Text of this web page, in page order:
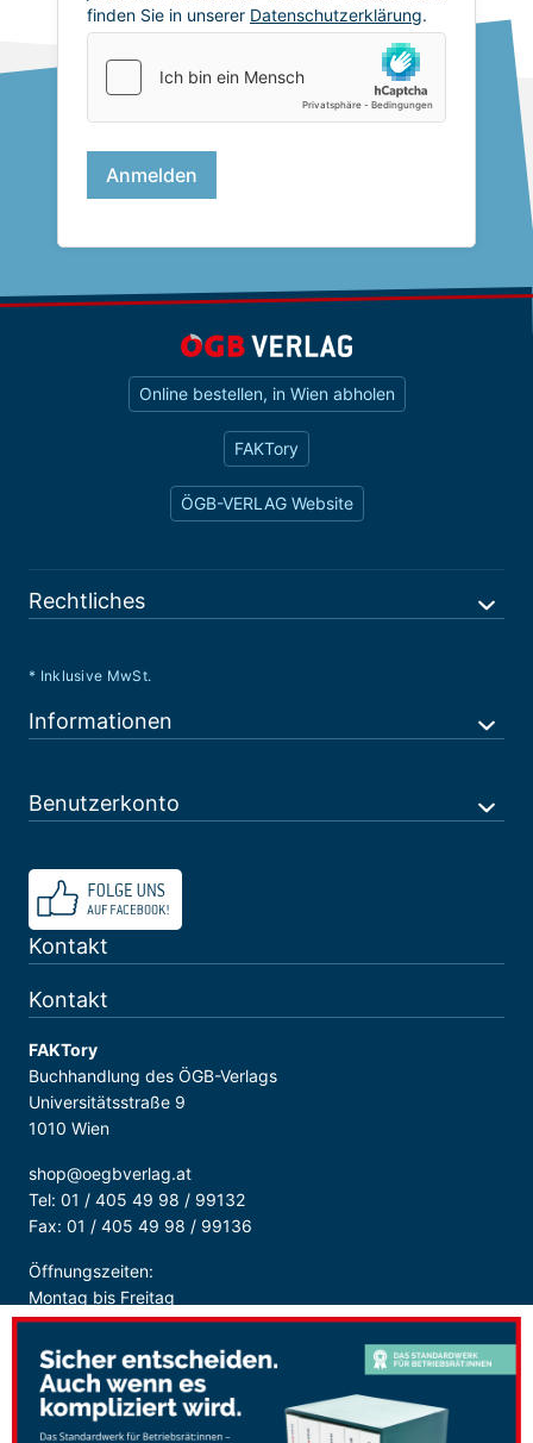
Online bestellen, in Wien abholen
FAKTory
ÖGB-VERLAG Website
Rechtliches
* Inklusive MwSt.
Informationen
Benutzerkonto
Kontakt
Kontakt
FAKTory
Buchhandlung des ÖGB-Verlags
Universitätsstraße 9
1010 Wien
shop@oegbverlag.at
Tel: 01 / 405 49 98 / 99132
Fax: 01 / 405 49 98 / 99136
Öffnungszeiten:
Montag bis Freitag
9:00 - 18:00 Uhr
durchgehend